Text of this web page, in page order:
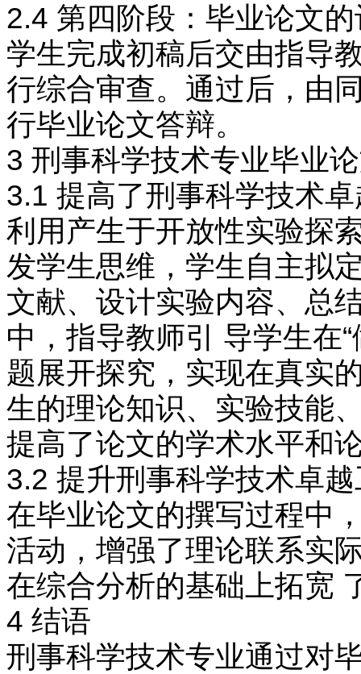
2.4 第四阶段：毕业论文
学生完成初稿后交由指导
行综合审查。通过后，由
行毕业论文答辩。
3 刑事科学技术专业毕业
3.1 提高了刑事科学技术
利用产生于开放性实验探
发学生思维，学生自主拟
文献、设计实验内容、总
中，指导教师引 导学生在
题展开探究，实现在真实
生的理论知识、实验技能
提高了论文的学术水平和
3.2 提升刑事科学技术卓
在毕业论文的撰写过程中
活动，增强了理论联系实
在综合分析的基础上拓宽
4 结语
刑事科学技术专业通过对